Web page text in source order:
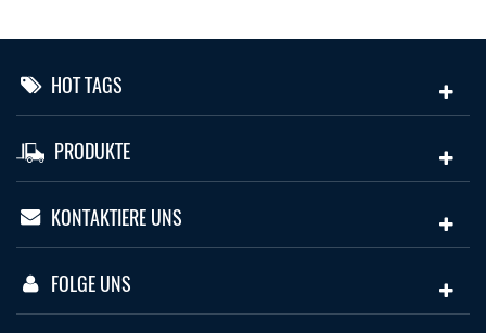
HOT TAGS
PRODUKTE
KONTAKTIERE UNS
FOLGE UNS